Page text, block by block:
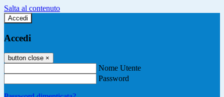
Salta al contenuto
Accedi
Accedi
button close ×
Nome Utente
Password